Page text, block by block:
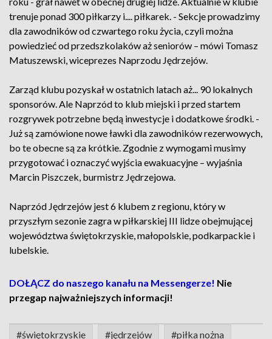
trenuje ponad 300 piłkarzy i.... piłkarek. - Sekcje prowadzimy
dla zawodników od czwartego roku życia, czyli można
powiedzieć od przedszkolaków aż seniorów – mówi Tomasz
Matuszewski, wiceprezes Naprzodu Jędrzejów.
Zarząd klubu pozyskał w ostatnich latach aż... 90 lokalnych
sponsorów. Ale Naprzód to klub miejski i przed startem
rozgrywek potrzebne będą inwestycje i dodatkowe środki. -
Już są zamówione nowe ławki dla zawodników rezerwowych,
bo te obecne są za krótkie. Zgodnie z wymogami musimy
przygotować i oznaczyć wyjścia ewakuacyjne – wyjaśnia
Marcin Piszczek, burmistrz Jędrzejowa.
Naprzód Jędrzejów jest 6 klubem z regionu, który w
przyszłym sezonie zagra w piłkarskiej III lidze obejmującej
województwa świętokrzyskie, małopolskie, podkarpackie i
lubelskie.
DOŁĄCZ do naszego kanału na Messengerze! Nie
przegap najważniejszych informacji!
#świętokrzyskie #jędrzejów #piłka nożna